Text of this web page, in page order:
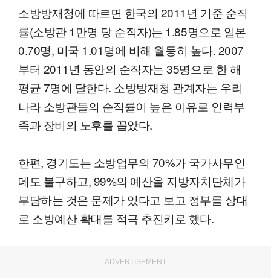
소방방재청에 따르면 한국의 2011년 기준 순직
률(소방관 1만명 당 순직자)는 1.85명으로 일본
0.70명, 미국 1.01명에 비해 월등히 높다. 2007
부터 2011년 동안의 순직자는 35명으로 한 해
평균 7명에 달한다. 소방방재청 관계자는 우리
나라 소방관들의 순직률이 높은 이유로 인력부
족과 장비의 노후를 꼽았다.
한편, 경기도는 소방업무의 70%가 국가사무인
데도 불구하고, 99%의 예산을 지방자치단체가
부담하는 것은 문제가 있다고 보고 정부를 상대
로 소방예산 확대를 적극 추진키로 했다.
ADVERTISEMENT